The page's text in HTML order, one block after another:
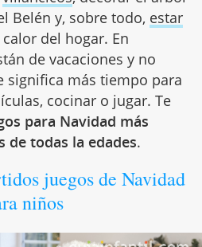
Belén y, sobre todo, estar
del hogar. En
de vacaciones y no
significa más tiempo para
cocinar o jugar. Te
para Navidad más
de todas la edades.
juegos de Navidad
niños